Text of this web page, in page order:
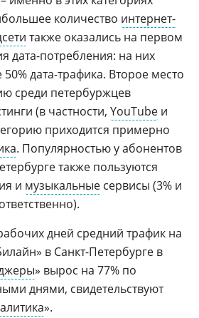
количество интернет-
также оказались на первом
дата-потребления: на них
дата-трафика. Второе место
среди петербуржцев
(в частности, YouTube и
приходится примерно
. Популярностью у абонентов
также пользуются
и музыкальные сервисы (3% и
дней средний трафик на
в Санкт-Петербурге в
» вырос на 77% по
днями, свидетельствуют
».